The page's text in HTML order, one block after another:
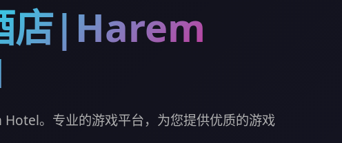
店|Harem
。专业的游戏平台，为您提供优质的游戏